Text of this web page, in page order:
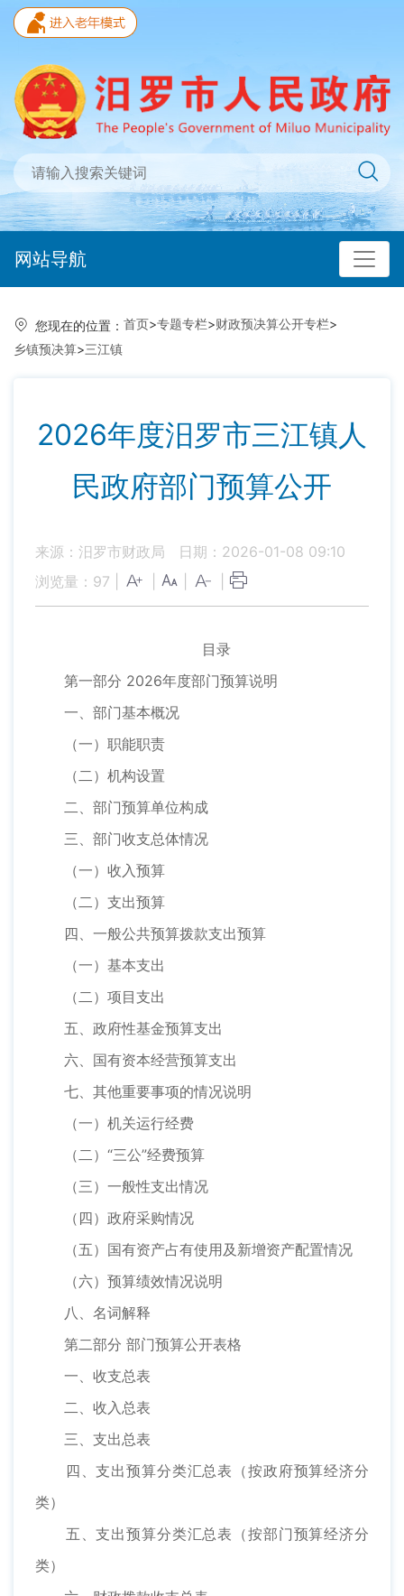
网站导航
您现在的位置： 首页>专题专栏>财政预决算公开专栏>
乡镇预决算>三江镇
2026年度汨罗市三江镇人
民政府部门预算公开
来源：汨罗市财政局
日期：2026-01-08 09:10
浏览量： 97
目录
第一部分 2026年度部门预算说明
一、部门基本概况
（一）职能职责
（二）机构设置
二、部门预算单位构成
三、部门收支总体情况
（一）收入预算
（二）支出预算
四、一般公共预算拨款支出预算
（一）基本支出
（二）项目支出
五、政府性基金预算支出
六、国有资本经营预算支出
七、其他重要事项的情况说明
（一）机关运行经费
（二）“三公”经费预算
（三）一般性支出情况
（四）政府采购情况
（五）国有资产占有使用及新增资产配置情况
（六）预算绩效情况说明
八、名词解释
第二部分 部门预算公开表格
一、收支总表
二、收入总表
三、支出总表
四、支出预算分类汇总表（按政府预算经济分
类）
五、支出预算分类汇总表（按部门预算经济分
类）